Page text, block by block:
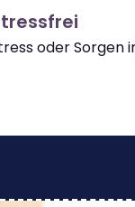
oder Sorgen